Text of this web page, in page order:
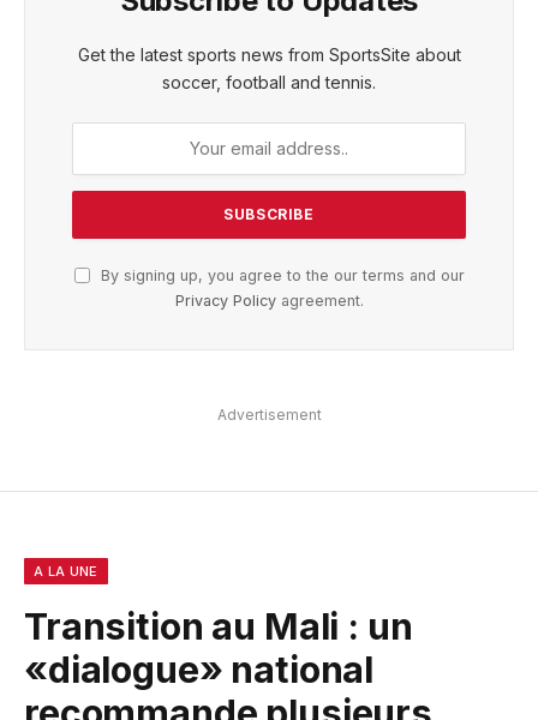
Get the latest sports news from SportsSite about
soccer, football and tennis.
By signing up, you agree to the our terms and our
Privacy Policyagreement.
Advertisement
A LA UNE
Transition au Mali : un
«dialogue» national